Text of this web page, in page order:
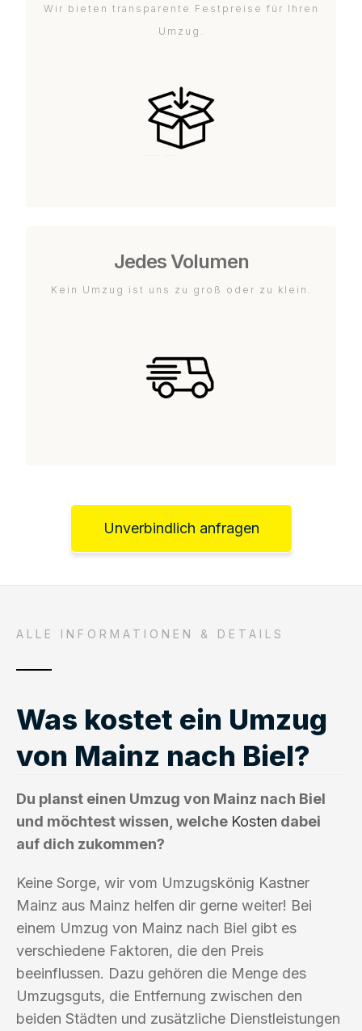
Wir bieten transparente Festpreise für Ihren
Umzug.
Jedes Volumen
Kein Umzug ist uns zu groß oder zu klein.
Unverbindlich anfragen
ALLE INFORMATIONEN & DETAILS
Was kostet ein Umzug
von Mainz nach Biel?
Du planst einen Umzug von Mainz nach Biel
und möchtest wissen, welche Kosten dabei
auf dich zukommen?
Keine Sorge, wir vom Umzugskönig Kastner
Mainz aus Mainz helfen dir gerne weiter! Bei
einem Umzug von Mainz nach Biel gibt es
verschiedene Faktoren, die den Preis
beeinflussen. Dazu gehören die Menge des
Umzugsguts, die Entfernung zwischen den
beiden Städten und zusätzliche Dienstleistungen